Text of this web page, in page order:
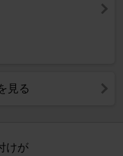
見る
けが